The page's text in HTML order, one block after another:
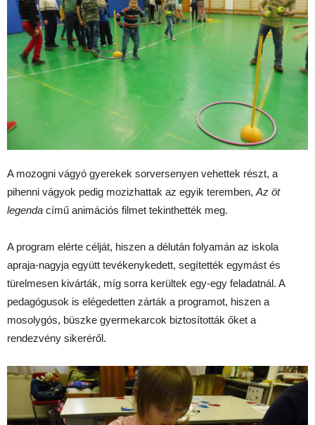
A mozogni vágyó gyerekek sorversenyen vehettek részt, a
pihenni vágyok pedig mozizhattak az egyik teremben, Az öt
legenda című animációs filmet tekinthették meg.
A program elérte célját, hiszen a délután folyamán az iskola
apraja-nagyja együtt tevékenykedett, segítették egymást és
türelmesen kivárták, míg sorra kerültek egy-egy feladatnál. A
pedagógusok is elégedetten zárták a programot, hiszen a
mosolygós, büszke gyermekarcok biztosították őket a
rendezvény sikeréről.